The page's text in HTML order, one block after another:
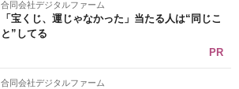
合同会社デジタルファーム
「宝くじ、運じゃなかった」当たる人は“同じこ
と”してる
PR
合同会社デジタルファーム